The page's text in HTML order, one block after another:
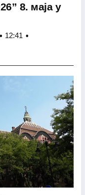
8. маја у
• 12:41 •